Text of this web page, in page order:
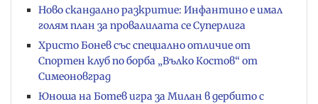
Ново скандално разкритие: Инфантино е имал
голям план за провалилата се Суперлига
Христо Бонев със специално отличие от
Спортен клуб по борба „Вълко Костов“ от
Симеоновград
Юноша на Ботев игра за Милан в дербито с